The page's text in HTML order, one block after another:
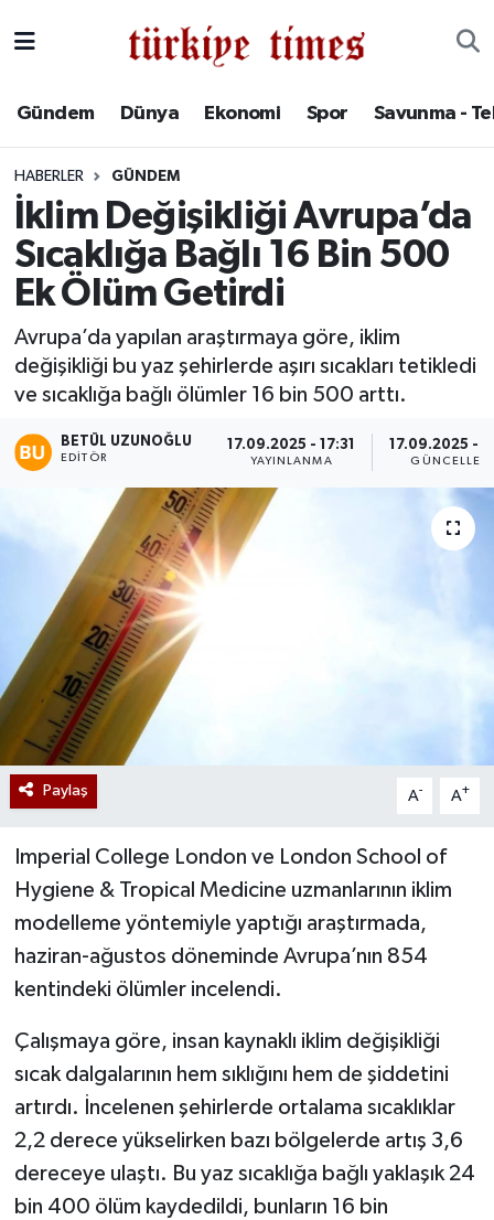
Gündem Dünya Ekonomi Spor Savunma -
HABERLER GÜNDEM
İklim Değişikliği Avrupa’da
Sıcaklığa Bağlı 16 Bin 500
Ek Ölüm Getirdi
Avrupa’da yapılan araştırmaya göre, iklim
değişikliği bu yaz şehirlerde aşırı sıcakları tetikledi
ve sıcaklığa bağlı ölümler 16 bin 500 arttı.
BETÜL UZUNOĞLU
EDITÖR
17.09.2025 - 17:31
YAYINLANMA
17.09.2025 -
Paylaş A- A+
Imperial College London ve London School of
Hygiene & Tropical Medicine uzmanlarının iklim
modelleme yöntemiyle yaptığı araştırmada,
haziran-ağustos döneminde Avrupa’nın 854
kentindeki ölümler incelendi.
Çalışmaya göre, insan kaynaklı iklim değişikliği
sıcak dalgalarının hem sıklığını hem de şiddetini
artırdı. İncelenen şehirlerde ortalama sıcaklıklar
2,2 derece yükselirken bazı bölgelerde artış 3,6
dereceye ulaştı. Bu yaz sıcaklığa bağlı yaklaşık 24
bin 400 ölüm kaydedildi, bunların 16 bin
Ekonomi
Spor
Savunma - Teknoloji
Kültür - Sanat
Süper Lig Puan Durumu ve Fikstür
Tüm Manşetler
Son Dakika Haberleri
Haber Arşivi